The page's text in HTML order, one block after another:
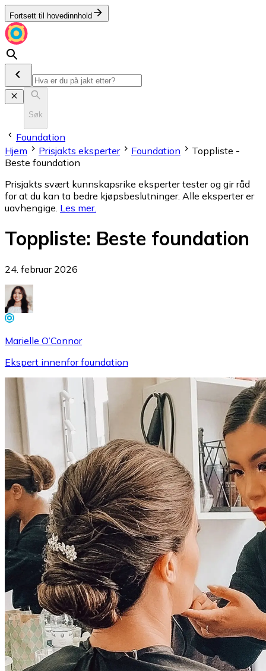
Fortsett til hovedinnhold
Søk
Foundation
Hjem
Prisjakts eksperter Foundation
Toppliste -
Beste foundation
Prisjakts svært kunnskapsrike eksperter tester og gir råd
for at du kan ta bedre kjøpsbeslutninger. Alle eksperter er
uavhengige. Les mer.
Toppliste: Beste foundation
24. februar 2026
Marielle O’Connor
Ekspert innenfor foundation